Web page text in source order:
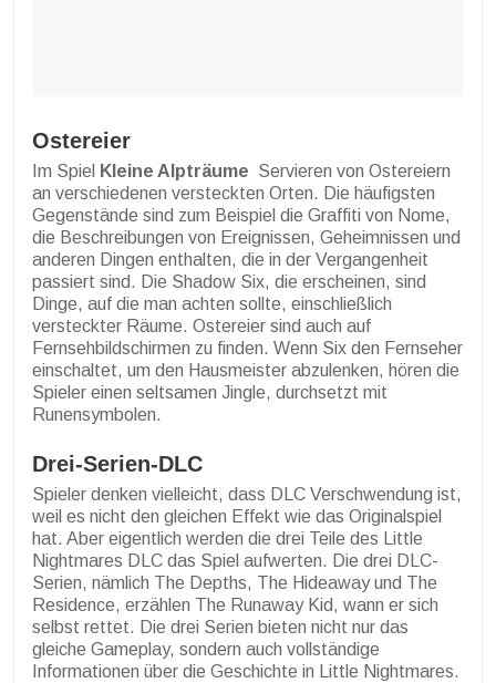
Ostereier
Im Spiel Kleine Alpträume Servieren von Ostereiern
an verschiedenen versteckten Orten. Die häufigsten
Gegenstände sind zum Beispiel die Graffiti von Nome,
die Beschreibungen von Ereignissen, Geheimnissen und
anderen Dingen enthalten, die in der Vergangenheit
passiert sind. Die Shadow Six, die erscheinen, sind
Dinge, auf die man achten sollte, einschließlich
versteckter Räume. Ostereier sind auch auf
Fernsehbildschirmen zu finden. Wenn Six den Fernseher
einschaltet, um den Hausmeister abzulenken, hören die
Spieler einen seltsamen Jingle, durchsetzt mit
Runensymbolen.
Drei-Serien-DLC
Spieler denken vielleicht, dass DLC Verschwendung ist,
weil es nicht den gleichen Effekt wie das Originalspiel
hat. Aber eigentlich werden die drei Teile des Little
Nightmares DLC das Spiel aufwerten. Die drei DLC-
Serien, nämlich The Depths, The Hideaway und The
Residence, erzählen The Runaway Kid, wann er sich
selbst rettet. Die drei Serien bieten nicht nur das
gleiche Gameplay, sondern auch vollständige
Informationen über die Geschichte in Little Nightmares.